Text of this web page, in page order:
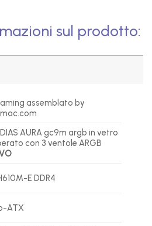
sul prodotto:
assemblato by
AURA gc9m argb in vetro
con 3 ventole ARGB
E DDR4
ATX